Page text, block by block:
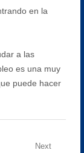
en la
a las
es una muy
puede hacer
Next